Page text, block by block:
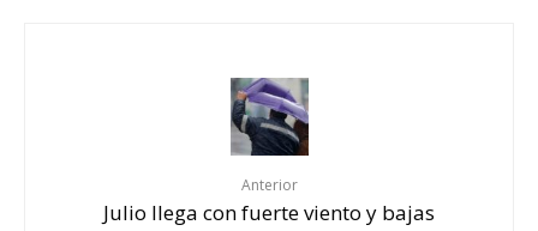
Anterior
Julio llega con fuerte viento y bajas